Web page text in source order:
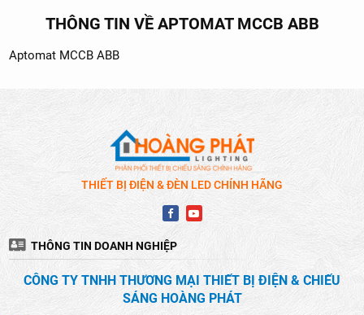
THÔNG TIN VỀ APTOMAT MCCB ABB
Aptomat MCCB ABB
THIẾT BỊ ĐIỆN & ĐÈN LED CHÍNH HÃNG
THÔNG TIN DOANH NGHIỆP
CÔNG TY TNHH THƯƠNG MẠI THIẾT BỊ ĐIỆN & CHIẾU
SÁNG HOÀNG PHÁT